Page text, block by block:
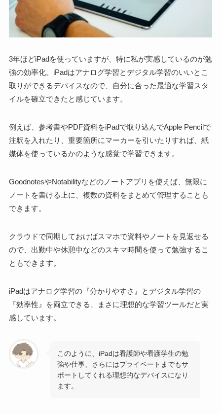
3年ほどiPadを使っていますが、 特に私が実感しているのが勉
強の効率化。iPadはアナログ学習とデジタル学習のいいとこ
取りができるデバイスなので、自分に合った最適な学習スタ
イルを確立できたと感じています。
例えば、参考書やPDF資料をiPadで取り込んでApple Pencilで
注釈を入れたり、重要箇所にマーカーを引いたりすれば、紙
媒体を使っているかのような感覚で学習できます。
GoodnotesやNotabilityなどのノートアプリを使えば、無限に
ノートを書ける上に、複数の資料をまとめて管理することも
できます。
クラウドで同期しておけばスマホで資料やノートを見返せる
ので、出勤中や休憩中などのスキマ時間を使って勉強するこ
ともできます。
iPadはアナログ学習の『分かりやすさ』とデジタル学習の
『効率性』を両立できる、まさに理想的な学習ツールだと実
感しています。
このように、iPadは看護師や看護学生の勉
強や仕事、さらにはプライベートまでもサ
ポートしてくれる理想的なデバイスになり
ます。